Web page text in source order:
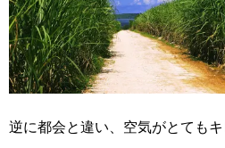
逆に都会と違い、空気がとてもキ